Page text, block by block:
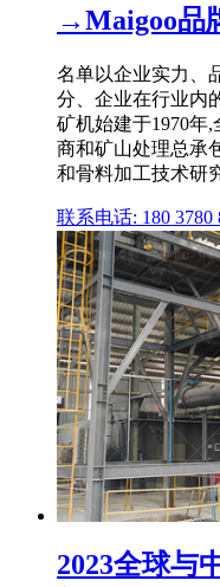
→Maigoo品
名单以企业实力、
分、企业在行业内
矿机始建于1970年
商和矿山处理总承
和骨料加工技术研
联系电话: 180 3780
2023全球与